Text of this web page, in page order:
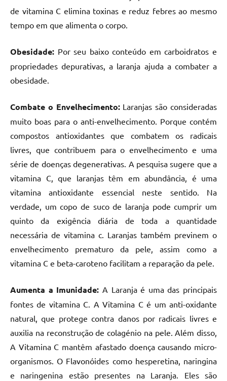
de vitamina C elimina toxinas e reduz febres ao mesmo
tempo em que alimenta o corpo.
Obesidade: Por seu baixo conteúdo em carboidratos e
propriedades depurativas, a laranja ajuda a combater a
obesidade.
Combate o Envelhecimento: Laranjas são consideradas
muito boas para o anti-envelhecimento. Porque contém
compostos antioxidantes que combatem os radicais
livres, que contribuem para o envelhecimento e uma
série de doenças degenerativas. A pesquisa sugere que a
vitamina C, que laranjas têm em abundância, é uma
vitamina antioxidante essencial neste sentido. Na
verdade, um copo de suco de laranja pode cumprir um
quinto da exigência diária de toda a quantidade
necessária de vitamina c. Laranjas também previnem o
envelhecimento prematuro da pele, assim como a
vitamina C e beta-caroteno facilitam a reparação da pele.
Aumenta a Imunidade: A Laranja é uma das principais
fontes de vitamina C. A Vitamina C é um anti-oxidante
natural, que protege contra danos por radicais livres e
auxilia na reconstrução de colagénio na pele. Além disso,
A Vitamina C mantêm afastado doença causando micro-
organismos. O Flavonóides como hesperetina, naringina
e naringenina estão presentes na Laranja. Eles são